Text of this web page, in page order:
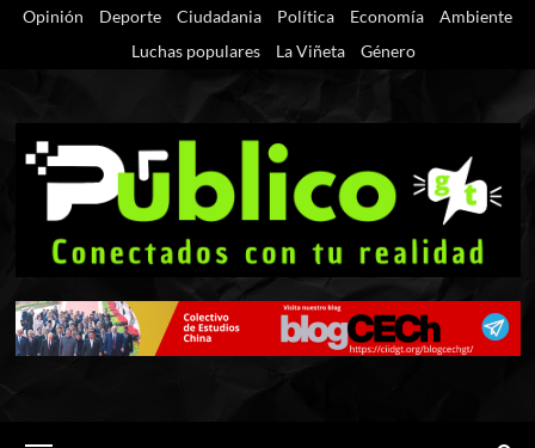
SaltarOpinión Deporte Ciudadania Política Economía
Ambiente
Luchas populares
La Viñeta Género